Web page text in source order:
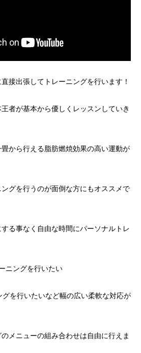
接出張してトレーニングを行います！
者が基本から優しくレッスンしていき
から行える脂肪燃焼効果の高い運動が
グを行うのが面倒な方にもオススメで
る事なく自由な時間にパーソナルトレ
ニングを行いたい
を行いたいなど幅の広い柔軟な対応が
メニューの組み合わせは自由に行えま